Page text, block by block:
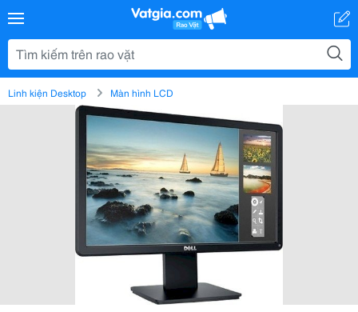
Linh kiện Desktop Màn hình LCD